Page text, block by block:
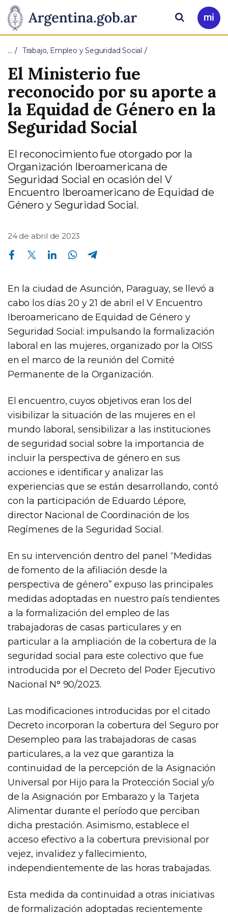
Presidencia
de
la
Nación
Pasar al contenido principal
Ir
a
Buscar
… Trabajo, Empleo y Seguridad Social
El Ministerio fue
reconocido por su aporte a
la Equidad de Género en la
Seguridad Social
El reconocimiento fue otorgado por la
Organización Iberoamericana de
Seguridad Social en ocasión del V
Encuentro Iberoamericano de Equidad de
Género y Seguridad Social.
24 de abril de 2023
Compartir en Facebook Compartir en Twitter Compartir en Linkedin Compartir en Whatsapp
En la ciudad de Asunción, Paraguay, se llevó a
cabo los días 20 y 21 de abril el V Encuentro
Iberoamericano de Equidad de Género y
Seguridad Social: impulsando la formalización
laboral en las mujeres, organizado por la OISS
en el marco de la reunión del Comité
Permanente de la Organización.
El encuentro, cuyos objetivos eran los del
visibilizar la situación de las mujeres en el
mundo laboral, sensibilizar a las instituciones
de seguridad social sobre la importancia de
incluir la perspectiva de género en sus
acciones e identificar y analizar las
experiencias que se están desarrollando, contó
con la participación de Eduardo Lépore,
director Nacional de Coordinación de los
Regímenes de la Seguridad Social.
En su intervención dentro del panel “Medidas
de fomento de la afiliación desde la
perspectiva de género” expuso las principales
medidas adoptadas en nuestro país tendientes
a la formalización del empleo de las
trabajadoras de casas particulares y en
particular a la ampliación de la cobertura de la
seguridad social para este colectivo que fue
introducida por el Decreto del Poder Ejecutivo
Nacional N° 90/2023.
Las modificaciones introducidas por el citado
Decreto incorporan la cobertura del Seguro por
Desempleo para las trabajadoras de casas
particulares, a la vez que garantiza la
continuidad de la percepción de la Asignación
Universal por Hijo para la Protección Social y/o
de la Asignación por Embarazo y la Tarjeta
Alimentar durante el período que perciban
dicha prestación. Asimismo, establece el
acceso efectivo a la cobertura previsional por
vejez, invalidez y fallecimiento,
independientemente de las horas trabajadas.
Esta medida da continuidad a otras iniciativas
de formalización adoptadas recientemente